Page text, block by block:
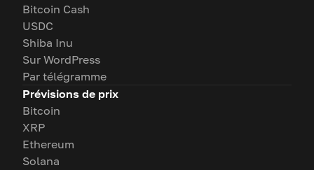
Bitcoin Cash
USDC
Shiba Inu
Sur WordPress
Par télégramme
Prévisions de prix
Bitcoin
XRP
Ethereum
Solana